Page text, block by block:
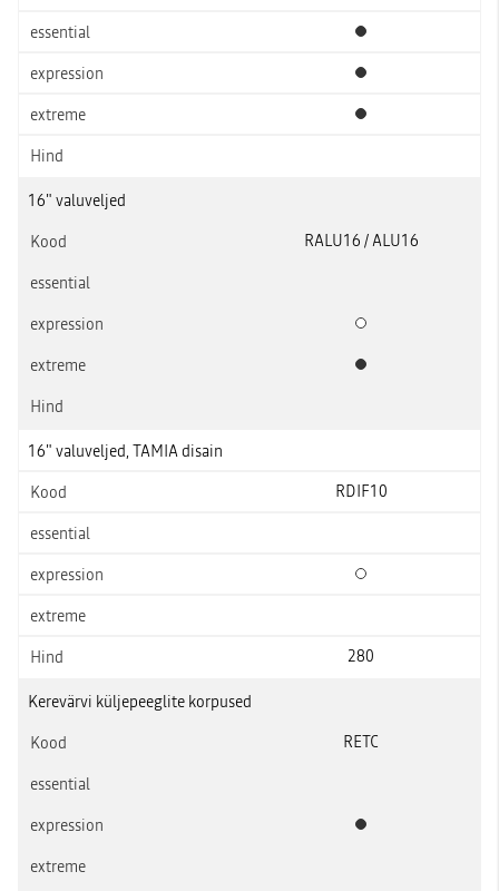
Standardvarustus
Standardvarustus
Standardvarustus
16" valuveljed
RALU16 / ALU16
Lisavarustus
Standardvarustus
16" valuveljed, TAMIA disain
RDIF10
Lisavarustus
280
Kerevärvi küljepeeglite korpused
RETC
Standardvarustus